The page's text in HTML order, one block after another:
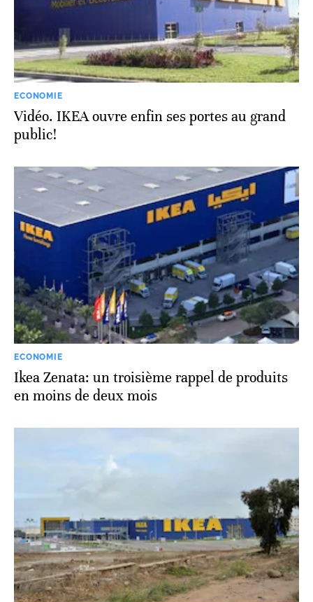
ECONOMIE
Vidéo. IKEA ouvre enfin ses portes au grand
public!
ECONOMIE
Ikea Zenata: un troisième rappel de produits
en moins de deux mois